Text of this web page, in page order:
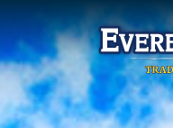
Direkt
Hauptmenü